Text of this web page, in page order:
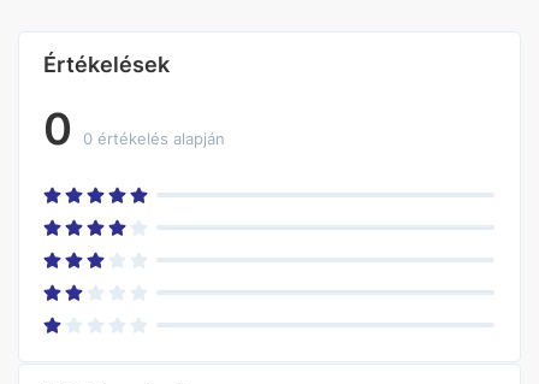
Értékelések
0 0 értékelés alapján